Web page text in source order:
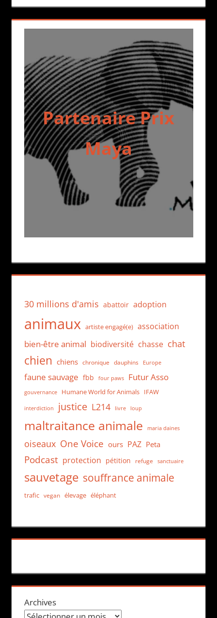
Partenaire Prix
Maya
30 millions d'amis abattoir adoption
animaux artiste engagé(e) association
bien-être animal biodiversité chasse chat
chien chiens chronique dauphins Europe
faune sauvage fbb four paws Futur Asso
gouvernance Humane World for Animals IFAW
interdiction justice L214 livre loup
maltraitance animale maria daines
oiseaux One Voice ours PAZ Peta
Podcast protection pétition refuge sanctuaire
sauvetage souffrance animale
trafic vegan élevage éléphant
Archives